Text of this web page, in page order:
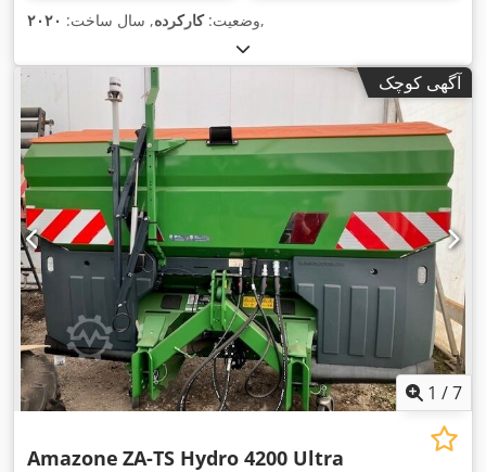
وضعیت:کارکرده, سال ساخت: ۲۰۲۰ ,
آگهی کوچک
1 /7
Amazone ZA-TS Hydro 4200 Ultra